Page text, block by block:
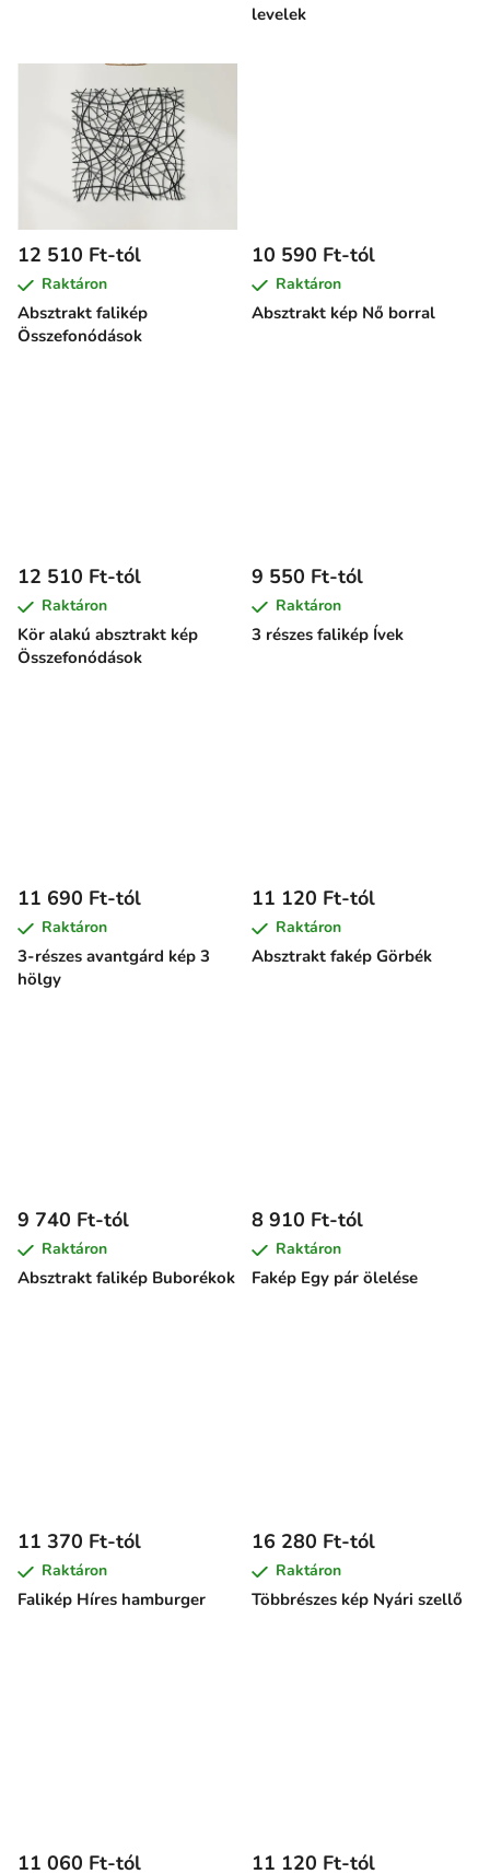
t
levelek
Absztrakt falikép
Összefonódások
12 510 Ft-tól
Raktáron
Absztrakt kép Nő borral
10 590 Ft-tól
Raktáron
Kör alakú absztrakt kép
Összefonódások
12 510 Ft-tól
Raktáron
3 részes falikép Ívek
9 550 Ft-tól
Raktáron
3-részes avantgárd kép 3
hölgy
11 690 Ft-tól
Raktáron
Absztrakt fakép Görbék
11 120 Ft-tól
Raktáron
Absztrakt falikép Buborékok
9 740 Ft-tól
Raktáron
Fakép Egy pár ölelése
8 910 Ft-tól
Raktáron
Falikép Híres hamburger
11 370 Ft-tól
Raktáron
Többrészes kép Nyári szellő
16 280 Ft-tól
Raktáron
11 060 Ft-tól 11 120 Ft-tól